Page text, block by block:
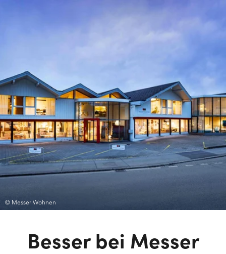
© Messer Wohnen
Besser bei Messer